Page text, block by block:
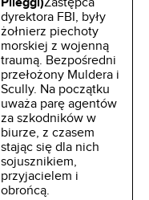
dyrektora FBI, były
żołnierz piechoty
morskiej z wojenną
traumą. Bezpośredni
przełożony Muldera i
Scully. Na początku
uważa parę agentów
za szkodników w
biurze, z czasem
stając się dla nich
sojusznikiem,
przyjacielem i
obrońcą.